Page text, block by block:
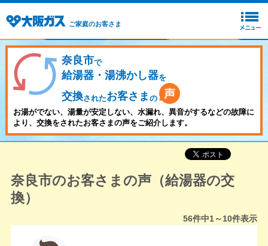
ご家庭のお客さま
奈良市で
給湯器・湯沸かし器を
交換されたお客さま の
お湯がでない、湯量が安定しない、水漏れ、異音がするなどの故障に
より、交換をされたお客さまの声をご紹介します。
奈良市のお客さまの声（給湯器の交
換）
56件中1～10件表示